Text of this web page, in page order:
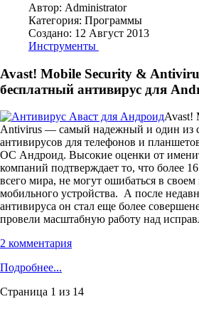
Автор: Administrator
Категория: Программы
Создано: 12 Август 2013
Инструменты
Avast! Mobile Security &
бесплатный антивирус для
Avast!
Antivirus — самый надежный и один из
антивирусов для телефонов и
ОС Андроид. Высокие оценки от
компаний подтверждает то, что более
всего мира, не могут ошибаться в
мобильного устройства. А после
антивируса он стал еще более
провели масштабную работу над
2 комментария
Подробнее...
Страница 1 из 14